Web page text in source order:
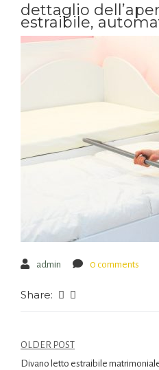
dettaglio
estraibile,
admin 0 comments
Share:
OLDER POST
Divano letto estraibile